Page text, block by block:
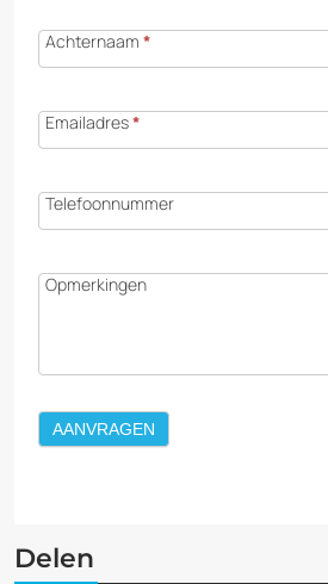
Achternaam *
Emailadres*
Telefoonnummer
Opmerkingen
AANVRAGEN
Delen